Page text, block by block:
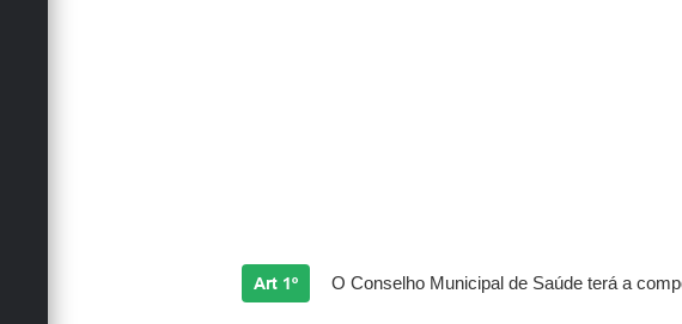
Art 1º O Conselho Municipal de Saúde terá a